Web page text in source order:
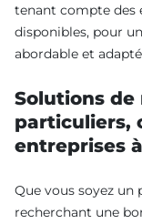
tenant compte des
disponibles, pour
abordable et
Solutions
particuliers,
entreprises
Que vous soyez un
recherchant une